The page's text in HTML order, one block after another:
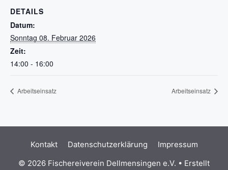
DETAILS
Datum:
Sonntag 08. Februar 2026
Zeit:
14:00 - 16:00
Arbeitseinsatz Arbeitseinsatz
Kontakt Datenschutzerklärung
Impressum
© 2026 Fischereiverein Dellmensingen e.V. • Erstellt